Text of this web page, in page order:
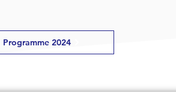
Programme 2024